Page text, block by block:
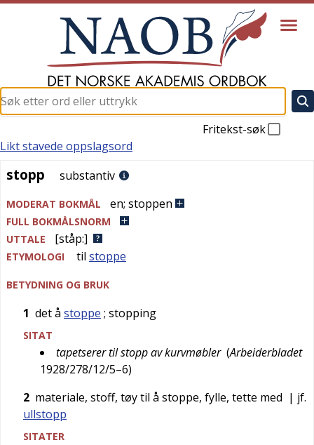
Fritekst-søk
stopp
Likt stavede oppslagsord
stopp substantiv
MODERAT BOKMÅL en; stoppen
FULL BOKMÅLSNORM
UTTALE
[ståp:]
ETYMOLOGI til stoppe
BETYDNING OG BRUK
1 det å stoppe ; stopping
SITAT
tapetserer til stopp av kurvmøbler (Arbeiderbladet
1928/278/12/5–6)
2 materiale, stoff, tøy til å stoppe, fylle, tette med | jf.
ullstopp
SITATER